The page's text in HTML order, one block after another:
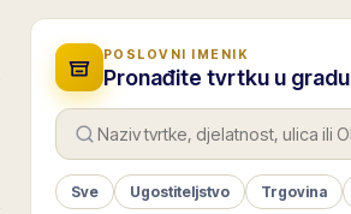
POSLOVNI IMENIK
Pronađite tvrtku u gradu
Sve Ugostiteljstvo Trgovina